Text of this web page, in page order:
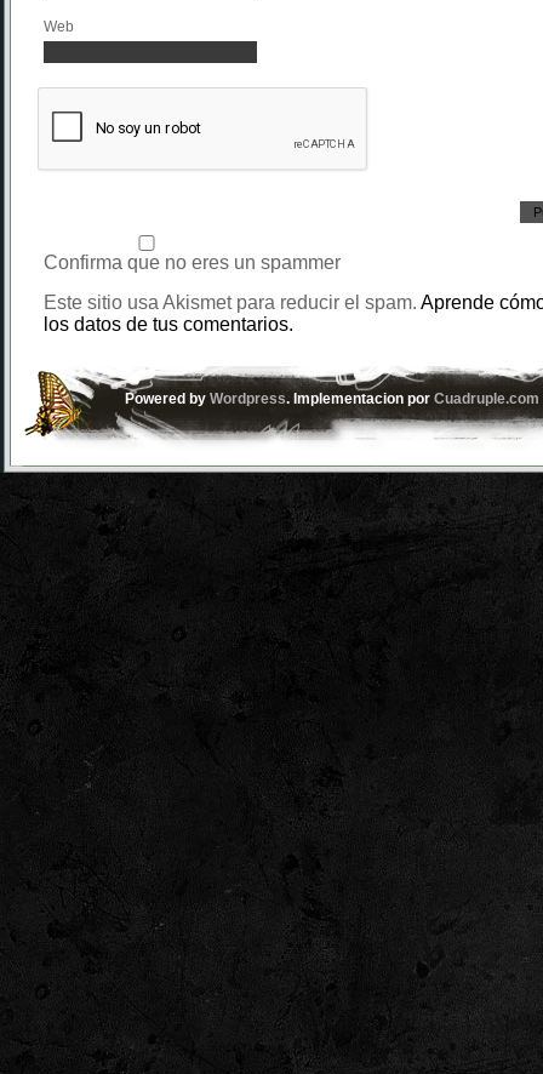
Web
Confirma que no eres un spammer
Este sitio usa Akismet para reducir el spam. Aprende
los datos de tus comentarios.
Powered byWordpress. Implementacion porCuadruple.com